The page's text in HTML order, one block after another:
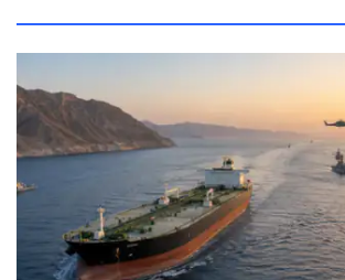
خروقات إسرائيلية بغزة وضغوط بالكابينت لنسف خطة ترامب
تصعيد واسع واعتداءات استيطانية في الضفة والقدس